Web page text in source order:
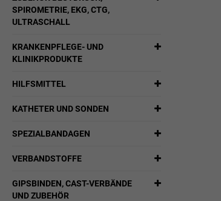
SPIROMETRIE, EKG, CTG,
ULTRASCHALL
KRANKENPFLEGE- UND
KLINIKPRODUKTE
HILFSMITTEL
KATHETER UND SONDEN
SPEZIALBANDAGEN
VERBANDSTOFFE
GIPSBINDEN, CAST-VERBÄNDE
UND ZUBEHÖR